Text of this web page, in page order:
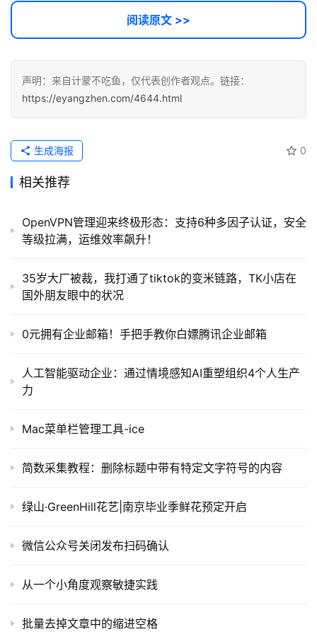
阅读原文 >>
声明：来自计蒙不吃鱼，仅代表创作者观点。链接：
https://eyangzhen.com/4644.html
0
生成海报
相关推荐
OpenVPN管理迎来终极形态：支持6种多因子认证，安全
等级拉满，运维效率飙升！
35岁大厂被裁，我打通了tiktok的变米链路，TK小店在
国外朋友眼中的状况
0元拥有企业邮箱！手把手教你白嫖腾讯企业邮箱
人工智能驱动企业：通过情境感知AI重塑组织4个人生产
力
Mac菜单栏管理工具-ice
简数采集教程：删除标题中带有特定文字符号的内容
绿山·GreenHill花艺|南京毕业季鲜花预定开启
微信公众号关闭发布扫码确认
从一个小角度观察敏捷实践
批量去掉文章中的缩进空格